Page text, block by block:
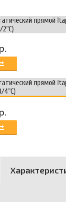
прямой
прямой
4"C)